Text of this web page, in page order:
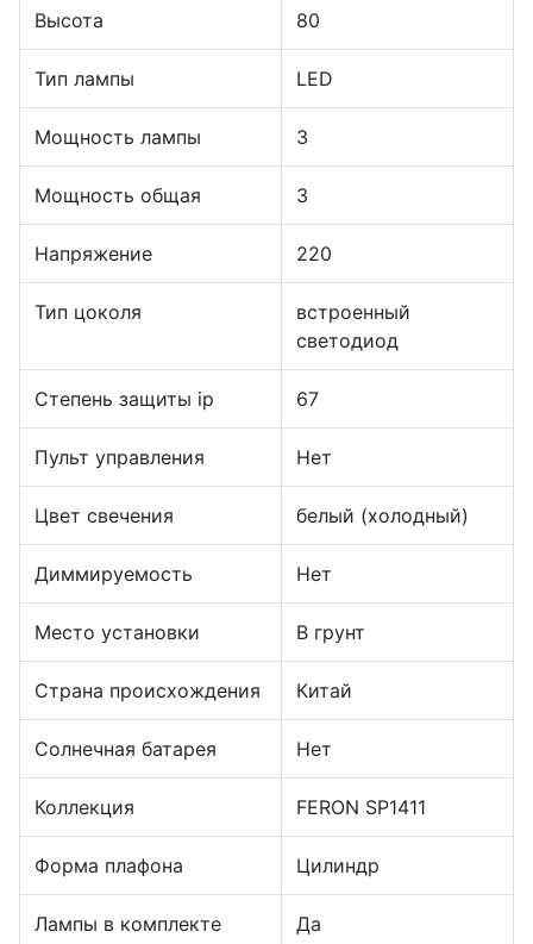
Высота 80
Тип лампы LED
Мощность лампы 3
Мощность общая 3
Напряжение 220
Тип цоколя
встроенный
светодиод
Степень защиты ip 67
Пульт управления Нет
Цвет свечения белый (холодный)
Диммируемость Нет
Место установки В грунт
Страна происхождения Китай
Солнечная батарея Нет
Коллекция FERON SP1411
Форма плафона Цилиндр
Лампы в комплекте Да